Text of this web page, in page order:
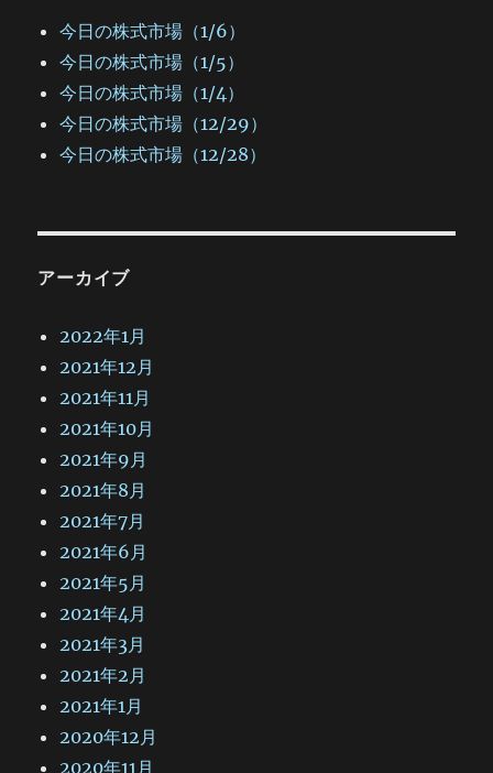
今日の株式市場（1/6）
今日の株式市場（1/5）
今日の株式市場（1/4）
今日の株式市場（12/29）
今日の株式市場（12/28）
アーカイブ
2022年1月
2021年12月
2021年11月
2021年10月
2021年9月
2021年8月
2021年7月
2021年6月
2021年5月
2021年4月
2021年3月
2021年2月
2021年1月
2020年12月
2020年11月